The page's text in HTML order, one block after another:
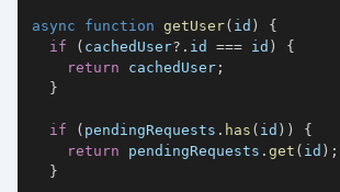
async function getUser( id )
{
if
( cachedUser?. id === id )
{
return cachedUser ;
}
if ( pendingRequests . has ( id ) )
{
return pendingRequests . get ( id ) ;
}